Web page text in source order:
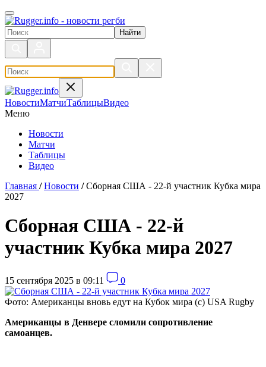
Поиск по сайту
НовостиМатчиТаблицыВидео
Меню
Новости
Матчи
Таблицы
Видео
Главная / Новости / Сборная США - 22-й участник Кубка мира
2027
Сборная США - 22-й
участник Кубка мира 2027
15 сентября 2025 в 09:11 0
Фото: Американцы вновь едут на Кубок мира (c) USA Rugby
Американцы в Денвере сломили сопротивление
самоанцев.